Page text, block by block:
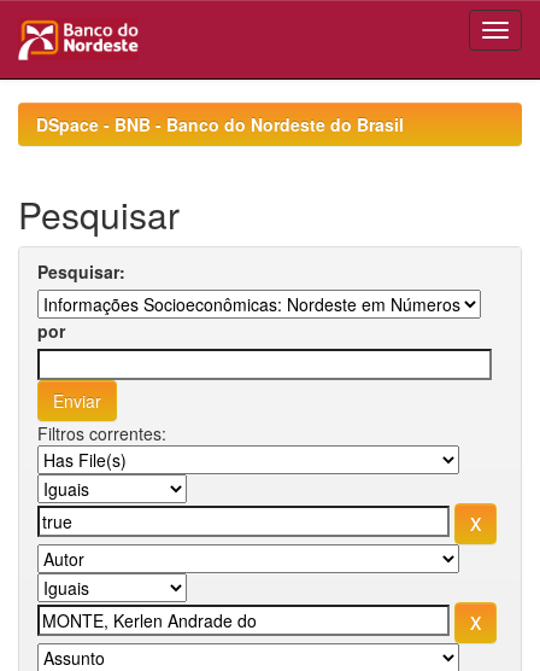
navigationDSpace - BNB - Banco do Nordeste do Brasil
Pesquisar
Pesquisar:
por
Filtros correntes: